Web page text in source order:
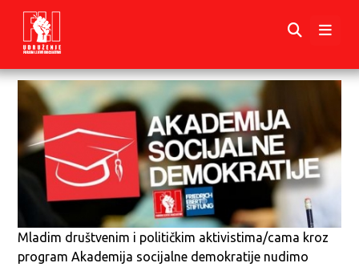
Mladim društvenim i političkim aktivistima/cama kroz
program Akademija socijalne demokratije nudimo